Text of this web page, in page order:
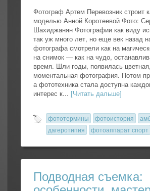
Фотограф Артем Перевозник строит
моделью Анной Коротеевой Фото:
Шахиджанян Фотографии как виду
так уж много лет, но еще век назад
фотографа смотрели как на
на снимок — как на чудо,
время. Шли годы, появилась
моментальная фотография. Потом
а фототехника стала доступна
интерес к... [Читать дальше]
фототермины фотоистория
дагеротипия
фотоаппарат спорт
Подводная съемка: